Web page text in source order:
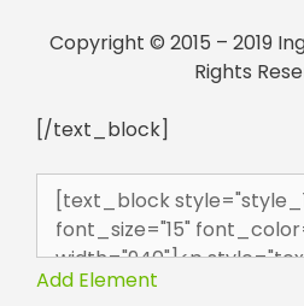
Copyright © 2015 – 2019
Rights
[/text_block]
Add Element